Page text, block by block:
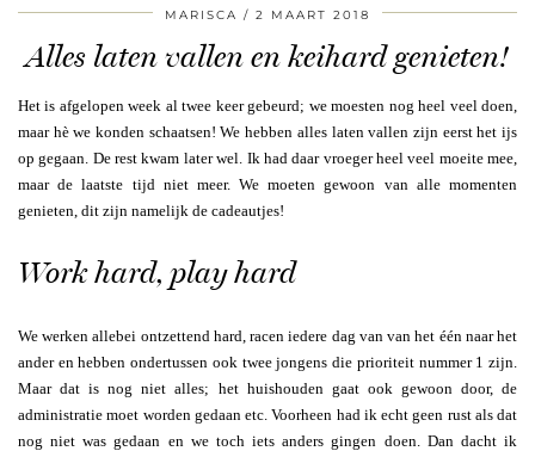
MARISCA 2 MAART 2018
Alles laten vallen en keihard genieten!
Het is afgelopen week al twee keer gebeurd; we moesten nog heel veel doen,
maar hè we konden schaatsen! We hebben alles laten vallen zijn eerst het ijs
op gegaan. De rest kwam later wel. Ik had daar vroeger heel veel moeite mee,
maar de laatste tijd niet meer. We moeten gewoon van alle momenten
genieten, dit zijn namelijk de cadeautjes!
Work hard, play hard
We werken allebei ontzettend hard, racen iedere dag van van het één naar het
ander en hebben ondertussen ook twee jongens die prioriteit nummer 1 zijn.
Maar dat is nog niet alles; het huishouden gaat ook gewoon door, de
administratie moet worden gedaan etc. Voorheen had ik echt geen rust als dat
nog niet was gedaan en we toch iets anders gingen doen. Dan dacht ik